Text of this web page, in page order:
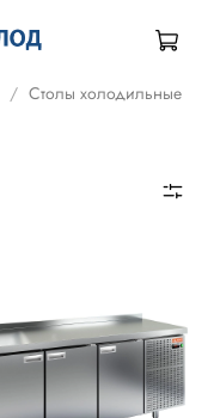
Столы холодильные